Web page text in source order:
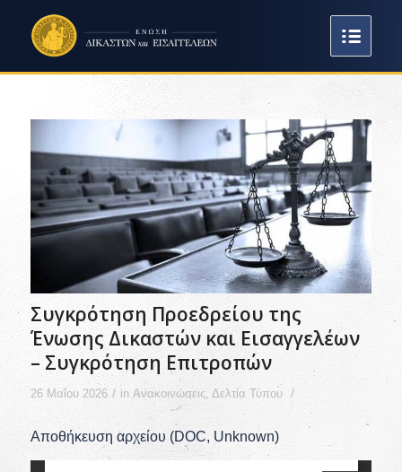
Συγκρότηση Προεδρείου της
Ένωσης Δικαστών και Εισαγγελέων
– Συγκρότηση Επιτροπών
26 Μαΐου 2026 / in Ανακοινώσεις, Δελτία Τύπου /
Αποθήκευση αρχείου (DOC, Unknown)